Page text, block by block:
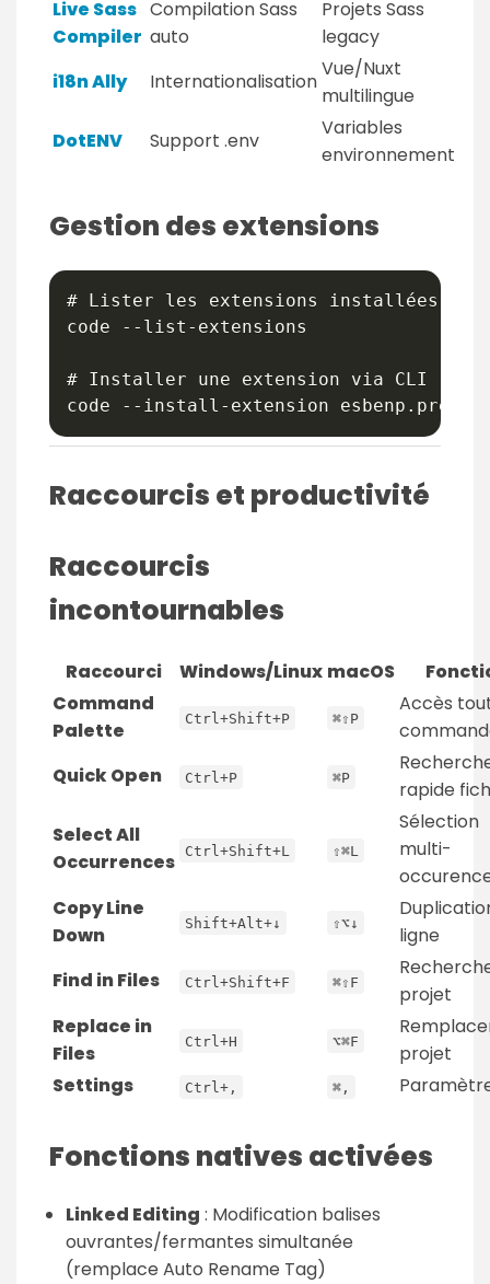
Live Sass
Compiler
Compilation Sass
auto
Projets Sass
legacy
i18n Ally
Internationalisation
Vue/Nuxt
multilingue
DotENV
Support .env
Variables
environnement
Gestion des extensions
# Lister les extensions installées
code --list-extensions
# Installer une extension via CLI
Raccourcis et productivité
Raccourcis
incontournables
Raccourci Windows/Linux macOS
Command
Palette
Ctrl+Shift+P ⌘⇧P
Accès
Quick Open
Ctrl+P ⌘P
rapide
Select All
Occurrences
Ctrl+Shift+L ⇧⌘L
Sélection
multi-
Copy Line
Down
Shift+Alt+↓ ⇧⌥↓
ligne
Find in Files
Ctrl+Shift+F ⌘⇧F
projet
Replace in
Files
Ctrl+H ⌥⌘F
projet
Settings
Ctrl+, ⌘,
Fonctions natives activées
Linked Editing : Modification balises
ouvrantes/fermantes simultanée
(remplace Auto Rename Tag)